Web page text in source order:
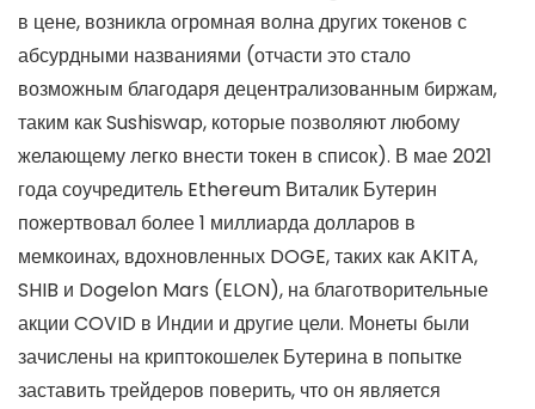
в цене, возникла огромная волна других токенов с
абсурдными названиями (отчасти это стало
возможным благодаря децентрализованным биржам,
таким как Sushiswap, которые позволяют любому
желающему легко внести токен в список). В мае 2021
года соучредитель Ethereum Виталик Бутерин
пожертвовал более 1 миллиарда долларов в
мемкоинах, вдохновленных DOGE, таких как AKITA,
SHIB и Dogelon Mars (ELON), на благотворительные
акции COVID в Индии и другие цели. Монеты были
зачислены на криптокошелек Бутерина в попытке
заставить трейдеров поверить, что он является